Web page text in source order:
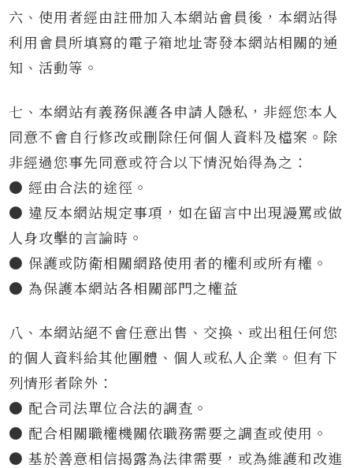
六、使用者經由註冊加入本網站會員後，本網站得
利用會員所填寫的電子箱地址寄發本網站相關的通
知、活動等。
七、本網站有義務保護各申請人隱私，非經您本人
同意不會自行修改或刪除任何個人資料及檔案。除
非經過您事先同意或符合以下情況始得為之：
● 經由合法的途徑。
● 違反本網站規定事項，如在留言中出現謾罵或做
人身攻擊的言論時。
● 保護或防衛相關網路使用者的權利或所有權。
● 為保護本網站各相關部門之權益
八、本網站絕不會任意出售、交換、或出租任何您
的個人資料給其他團體、個人或私人企業。但有下
列情形者除外：
● 配合司法單位合法的調查。
● 配合相關職權機關依職務需要之調查或使用。
● 基於善意相信揭露為法律需要，或為維護和改進